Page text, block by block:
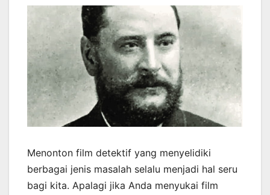
Menonton film detektif yang menyelidiki
berbagai jenis masalah selalu menjadi hal seru
bagi kita. Apalagi jika Anda menyukai film